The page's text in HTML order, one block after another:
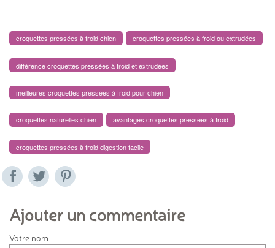
croquettes pressées à froid chien croquettes pressées à froid ou extrudées
différence croquettes pressées à froid et extrudées
meilleures croquettes pressées à froid pour chien
croquettes naturelles chien avantages croquettes pressées à froid
croquettes pressées à froid digestion facile
Ajouter un commentaire
Votre nom